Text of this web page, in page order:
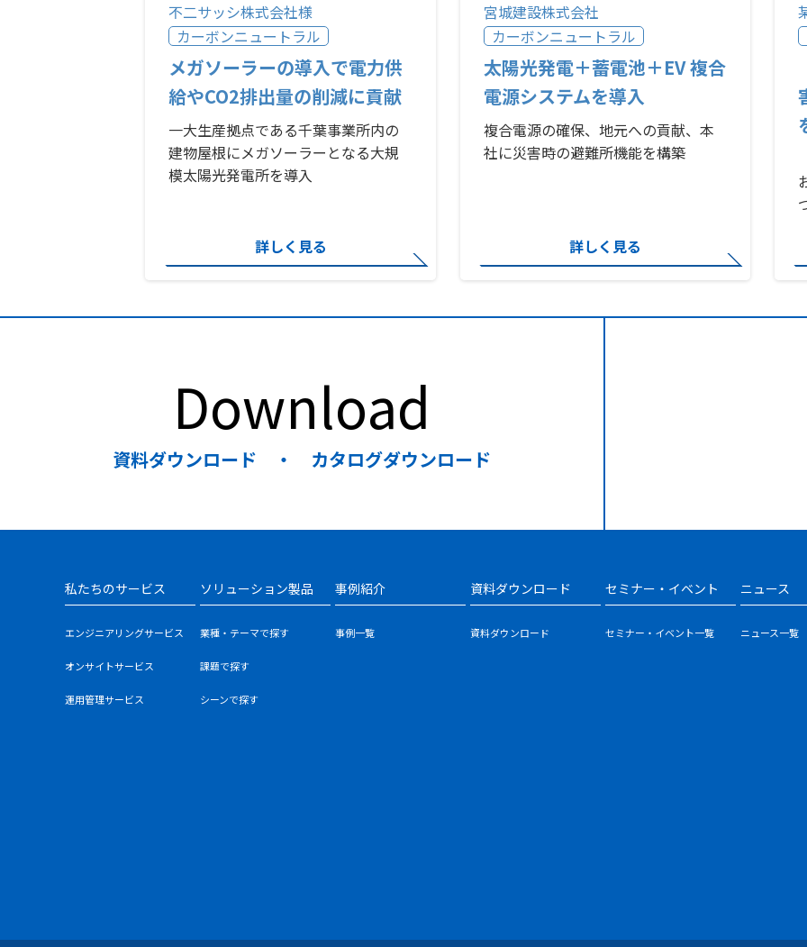
不二サッシ株式会社様
カーボンニュートラル
メガソーラーの導⼊で電⼒供
給やCO2排出量の削減に貢献
一大生産拠点である千葉事業所内の
建物屋根にメガソーラーとなる大規
模太陽光発電所を導入
詳しく見る
宮城建設株式会社
カーボンニュートラル
太陽光発電＋蓄電池＋EV 複合
電源システムを導入
複合電源の確保、地元への貢献、本
社に災害時の避難所機能を構築
詳しく見る
Download
資料ダウンロード ・ カタログダウンロード
私たちのサービス
エンジニアリングサービス
オンサイトサービス
運用管理サービス
ソリューション製品
業種・テーマで探す
課題で探す
シーンで探す
事例紹介
事例一覧
資料ダウンロード
資料ダウンロード
セミナー・イベント
セミナー・イベント一覧
ニュース
ニュース一覧